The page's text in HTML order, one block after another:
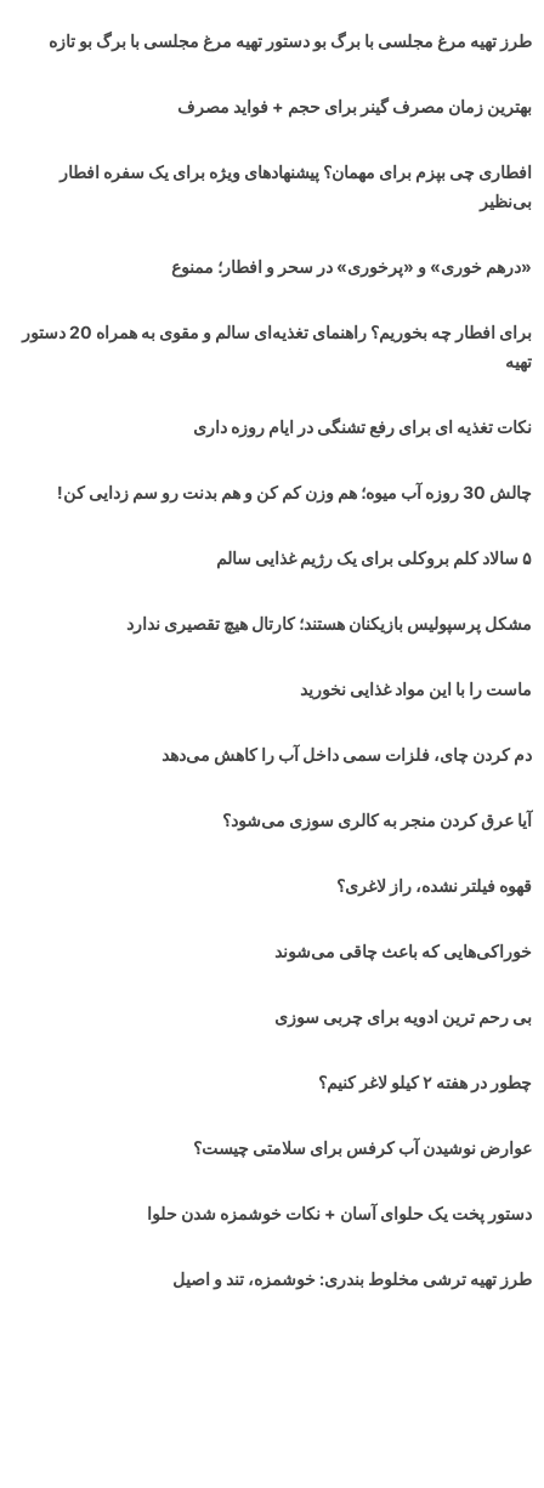
طرز تهیه مرغ مجلسی با برگ بو دستور تهیه مرغ مجلسی با برگ بو تازه
بهترین زمان مصرف گینر برای حجم + فواید مصرف
افطاری چی بپزم برای مهمان؟ پیشنهادهای ویژه برای یک سفره افطار
بی‌نظیر
«درهم خوری» و «پرخوری» در سحر و افطار؛ ممنوع
برای افطار چه بخوریم؟ راهنمای تغذیه‌ای سالم و مقوی به همراه 20 دستور
تهیه
نکات تغذیه ای برای رفع تشنگی در ایام روزه داری
چالش 30 روزه آب میوه؛ هم وزن کم کن و هم بدنت رو سم زدایی کن!
۵ سالاد کلم بروکلی برای یک رژیم غذایی سالم
مشکل پرسپولیس بازیکنان هستند؛ کارتال هیچ تقصیری ندارد
ماست را با این مواد غذایی نخورید
دم کردن چای، فلزات سمی داخل آب را کاهش می‌دهد
آیا عرق کردن منجر به کالری سوزی می‌شود؟
قهوه فیلتر نشده، راز لاغری؟
خوراکی‌هایی که باعث چاقی می‌شوند
بی رحم ترین ادویه برای چربی سوزی
چطور در هفته ۲ کیلو لاغر کنیم؟
عوارض نوشیدن آب کرفس برای سلامتی چیست؟
دستور پخت یک حلوای آسان + نکات خوشمزه شدن حلوا
طرز تهیه ترشی مخلوط بندری: خوشمزه، تند و اصیل